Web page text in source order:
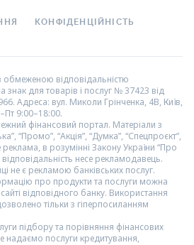
КОНФІДЕНЦІЙНІСТЬ
відповідальністю
знак для товарів і послуг № 37423 від
Адреса: вул. Миколи Грінченка, 4В, Київ,
9:00–18:00.
фінансовий портал. Матеріали з
“Промо”, “Акція”, “Думка”, “Спецпроєкт”,
в розумінні Закону України “Про
несе рекламодавець.
не є рекламою банківських послуг.
про продукти та послуги можна
відповідного банку. Використання
тільки з гіперпосиланням
підбору та порівняння фінансових
надаємо послуги кредитування,